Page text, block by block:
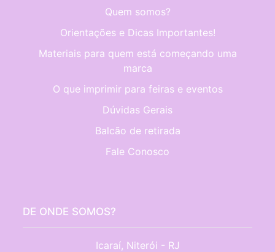
Quem somos?
Orientações e Dicas Importantes!
Materiais para quem está começando uma
marca
O que imprimir para feiras e eventos
Dúvidas Gerais
Balcão de retirada
Fale Conosco
DE ONDE SOMOS?
Icaraí, Niterói - RJ